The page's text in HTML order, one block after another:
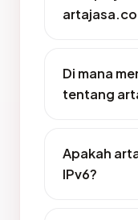
Di mana
tentang
Apakah
IPv6?